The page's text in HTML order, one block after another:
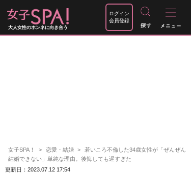
大人女性のホンネに向き合う
ログイン
会員登録
女子SPA！ 恋愛・結婚
若いころ不倫した34歳女性が「ぜんぜん
結婚できない」単純な理由。後悔しても遅すぎた
更新日：2023.07.12 17:54